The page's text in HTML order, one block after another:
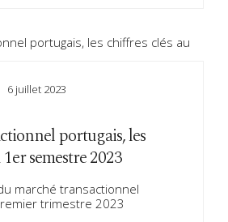
6 juillet 2023
portugais, les
semestre 2023
marché transactionnel
trimestre 2023